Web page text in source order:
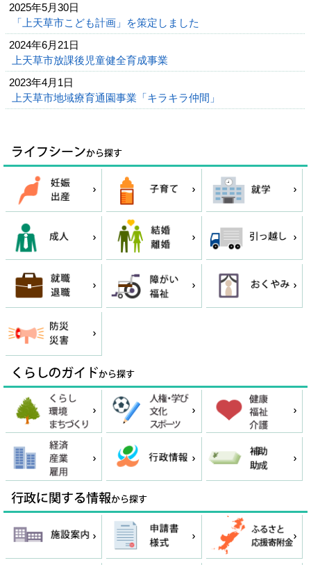
2025年5月30日
「上天草市こども計画」を策定しました
2024年6月21日
上天草市放課後児童健全育成事業
2023年4月1日
上天草市地域療育通園事業「キラキラ仲間」